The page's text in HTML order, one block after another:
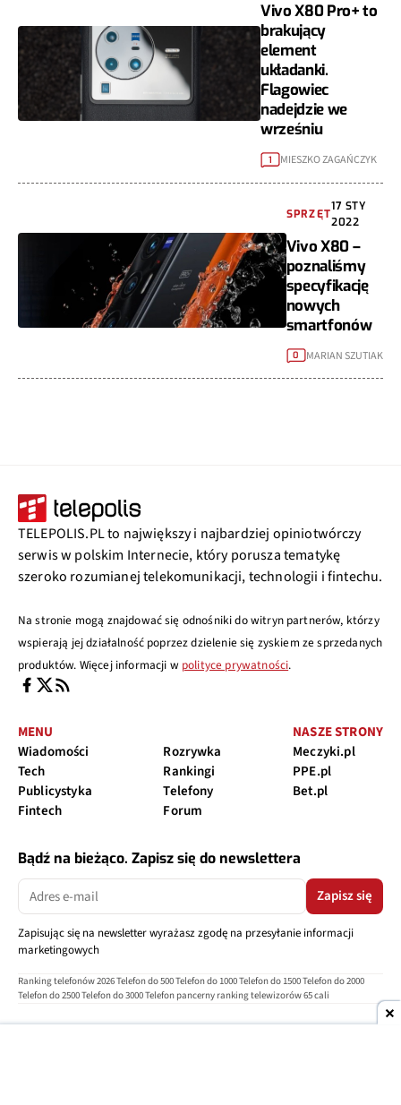
Vivo X80 Pro+ to
brakujący
element
układanki.
Flagowiec
nadejdzie we
wrześniu
1 MIESZKO ZAGAŃCZYK
SPRZĘT
17 STY
2022
Vivo X80 –
poznaliśmy
specyfikację
nowych
smartfonów
0 MARIAN SZUTIAK
TELEPOLIS.PL to największy i najbardziej opiniotwórczy
serwis w polskim Internecie, który porusza tematykę
szeroko rozumianej telekomunikacji, technologii i fintechu.
Na stronie mogą znajdować się odnośniki do witryn partnerów, którzy
wspierają jej działalność poprzez dzielenie się zyskiem ze sprzedanych
produktów. Więcej informacji w polityce prywatności.
MENU
Wiadomości
Tech
Publicystyka
Fintech
Rozrywka
Rankingi
Telefony
Forum
NASZE STRONY
Meczyki.pl
PPE.pl
Bet.pl
Bądź na bieżąco. Zapisz się do newslettera
Zapisz się
Zapisując się na newsletter wyrażasz zgodę na przesyłanie informacji
marketingowych
Ranking telefonów 2026Telefon do 500Telefon do 1000Telefon do 1500Telefon do 2000
Telefon do 2500Telefon do 3000Telefon pancerny ranking telewizorów 65 cali